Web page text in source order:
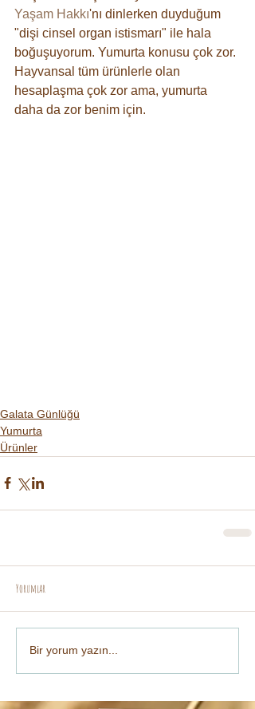
Yaşam Hakkı'nı dinlerken duyduğum
"dişi cinsel organ istismarı" ile hala
boğuşuyorum. Yumurta konusu çok zor.
Hayvansal tüm ürünlerle olan
hesaplaşma çok zor ama, yumurta
daha da zor benim için.
Galata Günlüğü
Yumurta
Ürünler
Yorumlar
Bir yorum yazın...